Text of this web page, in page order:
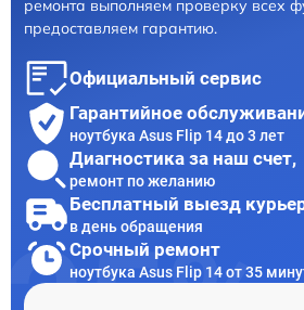
ремонта выполняем проверку всех
предоставляем гарантию.
Официальный сервис
Гарантийное
ноутбука Asus Flip 14 до 3 лет
Диагностика за наш счет,
ремонт по желанию
Бесплатный выезд
в день обращения
Срочный ремонт
ноутбука Asus Flip 14 от 35